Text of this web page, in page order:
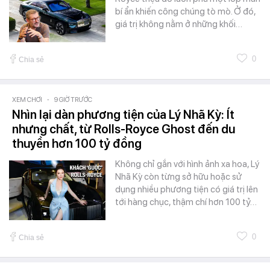
bí ẩn khiến công chúng tò mò. Ở đó,
giá trị không nằm ở những khối…
Chia sẻ 0
XEM CHƠI - 9 GIỜ TRƯỚC
Nhìn lại dàn phương tiện của Lý Nhã Kỳ: Ít
nhưng chất, từ Rolls-Royce Ghost đến du
thuyền hơn 100 tỷ đồng
Không chỉ gắn với hình ảnh xa hoa, Lý
Nhã Kỳ còn từng sở hữu hoặc sử
dụng nhiều phương tiện có giá trị lên
tới hàng chục, thậm chí hơn 100 tỷ…
Chia sẻ 0